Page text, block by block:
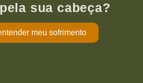
sua cabeça?
meu sofrimento